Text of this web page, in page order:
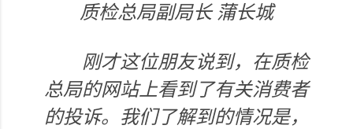
质检总局副局长 蒲长城
刚才这位朋友说到，在质检
总局的网站上看到了有关消费者
的投诉。我们了解到的情况是，